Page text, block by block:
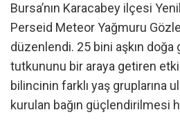
Bursa’nın Karacabey ilçesi
Perseid Meteor Yağmuru
düzenlendi. 25 bini aşkın
tutkununu bir araya getiren
bilincinin farklı yaş gruplarına
kurulan bağın güçlendirilmesi